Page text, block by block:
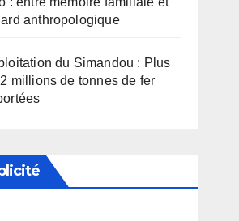
anthropologique
du Simandou : Plus
millions de tonnes de fer